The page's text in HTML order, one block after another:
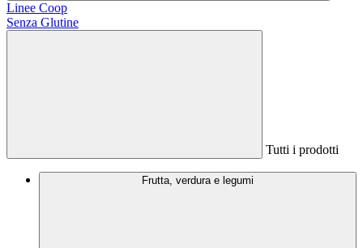
Linee Coop
Senza Glutine
Tutti i prodotti
Frutta, verdura e legumi